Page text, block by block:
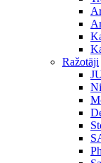
Ražotāji